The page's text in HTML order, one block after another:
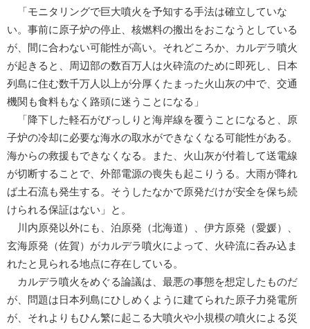
「モニタリングで巨大噴火を予知する手法は確立していな
い。事前に原子炉の停止、核燃料の搬出をおこなうとしている
が、間に合わない可能性が高い。それどころか、カルデラ噴火
が起きると、周辺部の数百万人は火砕流のために即死し、日本
列島に住む数千万人以上が分厚くたまった火山灰の中で、交通
機関も食料もなく路頭に迷うことになる」
「降下した軽石がびっしりと海岸線を覆うことになると、原
子炉の冷却に必要な海水の取水ができなくなる可能性がある。
海からの救援もできなくなる。また、火山灰が付着して送電線
が切断することで、外部電源の喪失も起こりうる。大雨が降れ
ば土石流も発生する。そうしたなかで原発だけが安全を保ち続
けられる保証はない」と。
川内原発以外にも、泊原発（北海道）、伊方原発（愛媛）、
玄海原発（佐賀）がカルデラ噴火によって、火砕流に呑み込ま
れたと見られる地点に存在している。
カルデラ噴火をめぐる論議は、最悪の事態を想定したものだ
が、問題は日本列島にひしめくように建てられた原子力発電所
が、それよりもひん繁に起こる大噴火や小規模の噴火による災